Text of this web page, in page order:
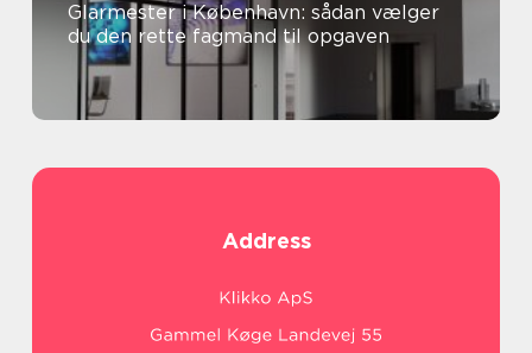
Glarmester i København: sådan vælger
du den rette fagmand til opgaven
Address